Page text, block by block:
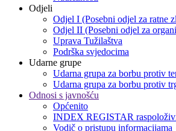
Odjeli
Odjel I (Posebni odjel za ratne
Odjel II (Posebni odjel za
Uprava Tužilaštva
Podrška svjedocima
Udarne grupe
Udarna grupa za borbu protiv
Udarna grupa za borbu protiv
Odnosi s javnošću
Općenito
INDEX REGISTAR
Vodič o pristupu informacijama